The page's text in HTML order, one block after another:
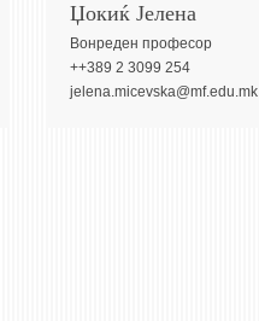
Џокиќ Јелена
Вонредeн професор
++389 2 3099 254
jelena.micevska@mf.edu.mk